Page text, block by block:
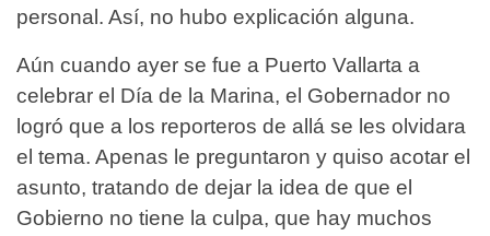
personal. Así, no hubo explicación alguna.
Aún cuando ayer se fue a Puerto Vallarta a
celebrar el Día de la Marina, el Gobernador no
logró que a los reporteros de allá se les olvidara
el tema. Apenas le preguntaron y quiso acotar el
asunto, tratando de dejar la idea de que el
Gobierno no tiene la culpa, que hay muchos